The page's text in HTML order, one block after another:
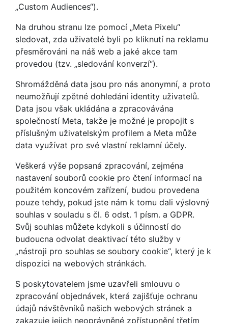
„Custom Audiences“).
Na druhou stranu lze pomocí „Meta Pixelu“
sledovat, zda uživatelé byli po kliknutí na reklamu
přesměrováni na náš web a jaké akce tam
provedou (tzv. „sledování konverzí“).
Shromážděná data jsou pro nás anonymní, a proto
neumožňují zpětné dohledání identity uživatelů.
Data jsou však ukládána a zpracovávána
společností Meta, takže je možné je propojit s
příslušným uživatelským profilem a Meta může
data využívat pro své vlastní reklamní účely.
Veškerá výše popsaná zpracování, zejména
nastavení souborů cookie pro čtení informací na
použitém koncovém zařízení, budou provedena
pouze tehdy, pokud jste nám k tomu dali výslovný
souhlas v souladu s čl. 6 odst. 1 písm. a GDPR.
Svůj souhlas můžete kdykoli s účinností do
budoucna odvolat deaktivací této služby v
„nástroji pro souhlas se soubory cookie“, který je k
dispozici na webových stránkách.
S poskytovatelem jsme uzavřeli smlouvu o
zpracování objednávek, která zajišťuje ochranu
údajů návštěvníků našich webových stránek a
zakazuje jejich neoprávněné zpřístupnění třetím